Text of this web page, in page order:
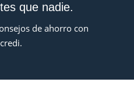
que nadie.
de ahorro con